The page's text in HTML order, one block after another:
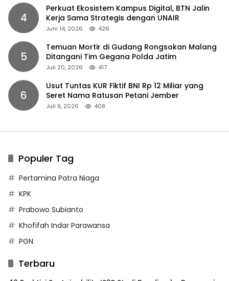
4
Perkuat Ekosistem Kampus Digital, BTN Jalin
Kerja Sama Strategis dengan UNAIR
Juni 14, 2026 426
5
Temuan Mortir di Gudang Rongsokan Malang
Ditangani Tim Gegana Polda Jatim
Juli 20, 2026 417
6
Usut Tuntas KUR Fiktif BNI Rp 12 Miliar yang
Seret Nama Ratusan Petani Jember
Juli 9, 2026 408
Populer Tag
Pertamina Patra Niaga
KPK
Prabowo Subianto
Khofifah Indar Parawansa
PGN
Terbaru